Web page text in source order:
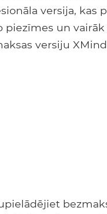
versija, kas
piezīmes un
versiju